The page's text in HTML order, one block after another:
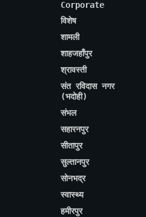
Corporate
विशेष
शामली
शाहजहाँपुर
श्रावस्ती
संत रविदास नगर
(भदोही)
संभल
सहारनपुर
सीतापुर
सुल्तानपुर
सोनभद्र
स्वास्थ्य
हमीरपुर